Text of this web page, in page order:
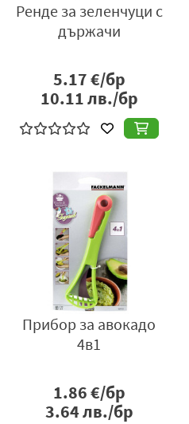
Ренде за зеленчуци с
държачи
5.17€/бр
10.11лв./бр
Прибор за авокадо
4в1
1.86€/бр
3.64лв./бр